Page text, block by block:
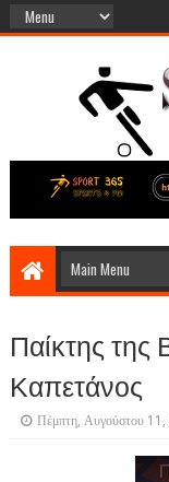
Παίκτης της
Καπετάνος
Πέμπτη, Αυγούστου